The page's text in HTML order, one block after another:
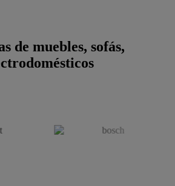
de muebles, sofás,